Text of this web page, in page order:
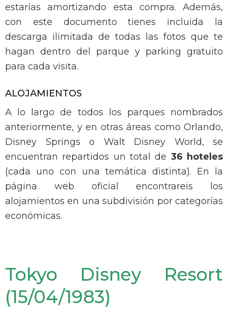
estarías amortizando esta compra. Además,
con este documento tienes incluida la
descarga ilimitada de todas las fotos que te
hagan dentro del parque y parking gratuito
para cada visita.
ALOJAMIENTOS
A lo largo de todos los parques nombrados
anteriormente, y en otras áreas como Orlando,
Disney Springs o Walt Disney World, se
encuentran repartidos un total de 36 hoteles
(cada uno con una temática distinta). En la
página web oficial encontrareis los
alojamientos en una subdivisión por categorías
económicas.
Tokyo Disney Resort
(15/04/1983)